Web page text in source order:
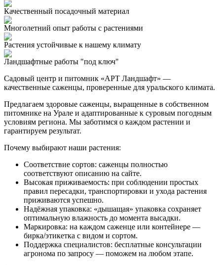
Качественный посадочный материал
Многолетний опыт работы с растениями
Растения устойчивые к нашему климату
Ландшафтные работы "под ключ"
Садовый центр и питомник «АРТ Ландшафт» —
качественные саженцы, проверенные для уральского климата.
Предлагаем здоровые саженцы, выращенные в собственном
питомнике на Урале и адаптированные к суровым погодным
условиям региона. Мы заботимся о каждом растении и
гарантируем результат.
Почему выбирают наши растения:
Соответствие сортов: саженцы полностью
соответствуют описанию на сайте.
Высокая приживаемость: при соблюдении простых
правил пересадки, транспортировки и ухода растения
приживаются успешно.
Надёжная упаковка: «дышащая» упаковка сохраняет
оптимальную влажность до момента высадки.
Маркировка: на каждом саженце или контейнере —
бирка/этикетка с видом и сортом.
Поддержка специалистов: бесплатные консультации
агронома по запросу — поможем на любом этапе.